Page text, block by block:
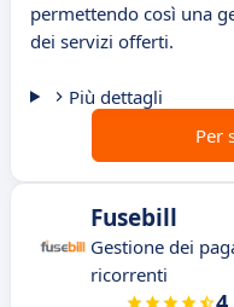
permettendo così una
dei servizi offerti.
Più dettagli
Per
Fusebill
Gestione dei
ricorrenti